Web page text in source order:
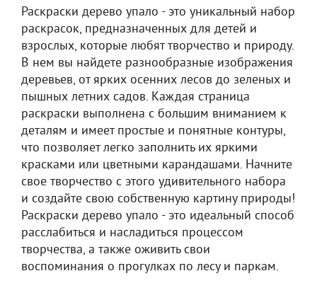
Раскраски дерево упало - это уникальный набор
раскрасок, предназначенных для детей и
взрослых, которые любят творчество и природу.
В нем вы найдете разнообразные изображения
деревьев, от ярких осенних лесов до зеленых и
пышных летних садов. Каждая страница
раскраски выполнена с большим вниманием к
деталям и имеет простые и понятные контуры,
что позволяет легко заполнить их яркими
красками или цветными карандашами. Начните
свое творчество с этого удивительного набора
и создайте свою собственную картину природы!
Раскраски дерево упало - это идеальный способ
расслабиться и насладиться процессом
творчества, а также оживить свои
воспоминания о прогулках по лесу и паркам.